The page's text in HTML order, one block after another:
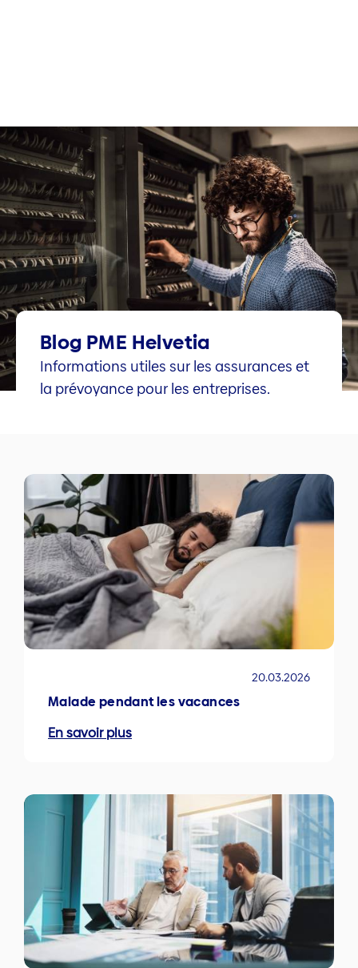
Blog PME Helvetia
Informations utiles sur les assurances et
la prévoyance pour les entreprises.
20.03.2026
Malade pendant les vacances
En savoir plus